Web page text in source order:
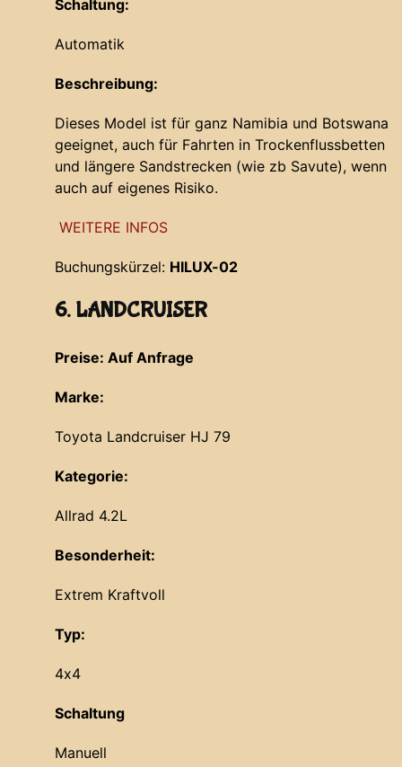
Schaltung:
Automatik
Beschreibung:
Dieses Model ist für ganz Namibia und Botswana
geeignet, auch für Fahrten in Trockenflussbetten
und längere Sandstrecken (wie zb Savute), wenn
auch auf eigenes Risiko.
WEITERE INFOS
Buchungskürzel: HILUX-02
6. LANDCRUISER
Preise: Auf Anfrage
Marke:
Toyota Landcruiser HJ 79
Kategorie:
Allrad 4.2L
Besonderheit:
Extrem Kraftvoll
Typ:
4x4
Schaltung
Manuell